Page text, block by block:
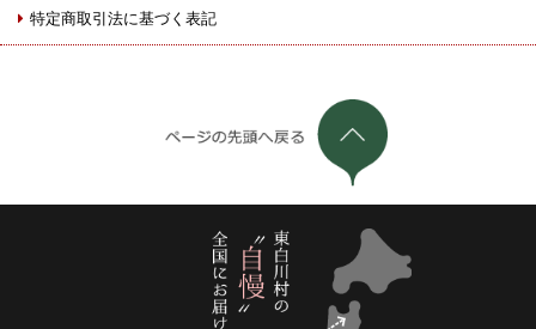
特定商取引法に基づく表記